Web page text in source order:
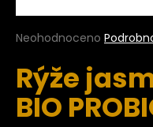
Průměrné
produktu
je
0,0
Neohodnoceno
Rýže
BIO
a
j
t
?